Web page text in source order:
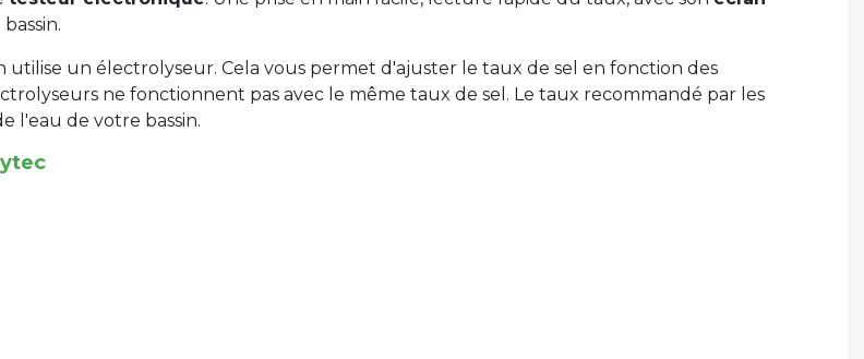
un électrolyseur. Cela vous permet d'ajuster le taux de sel en fonction des
ne fonctionnent pas avec le même taux de sel. Le taux recommandé par les
l'eau de votre bassin.